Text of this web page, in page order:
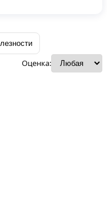
Оценка: